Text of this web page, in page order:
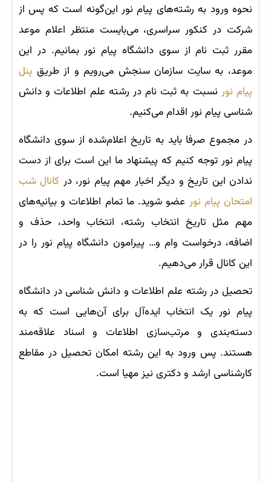
نحوه ورود به رشته‌های پیام نور این‌گونه است که پس از
شرکت در کنکور سراسری، می‌بایست منتظر اعلام موعد
مقرر ثبت نام از سوی دانشگاه پیام نور بمانیم. در این
موعد، به سایت سازمان سنجش می‌رویم و از طریق پنل
پیام نور نسبت به ثبت نام در رشته علم اطلاعات و دانش
شناسی پیام نور اقدام می‌کنیم.
در مجموع صرفا باید به تاریخ اعلام‌شده از سوی دانشگاه
پیام نور توجه کنیم که پیشنهاد ما این است برای از دست
ندادن این تاریخ و دیگر اخبار مهم پیام نور، در کانال شب
امتحان پیام نور عضو شوید. ما تمام اطلاعات و بیانیه‌های
مهم مثل تاریخ انتخاب رشته، انتخاب واحد، حذف و
اضافه، درخواست وام و… پیرامون دانشگاه پیام نور را در
این کانال قرار می‌دهیم.
تحصیل در رشته علم اطلاعات و دانش شناسی در دانشگاه
پیام نور یک انتخاب ایده‌آل برای آن‌هایی است که به
دسته‌بندی و مرتب‌سازی اطلاعات و اسناد علاقه‌مند
هستند. پس ورود به این رشته امکان تحصیل در مقاطع
کارشناسی ارشد و دکتری نیز مهیا است.